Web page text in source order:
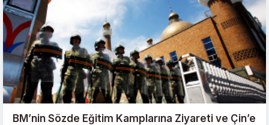
BM’nin Sözde Eğitim Kamplarına Ziyareti ve Çin’e